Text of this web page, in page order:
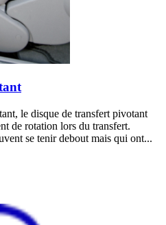
le disque de transfert pivotant
de rotation lors du transfert.
se tenir debout mais qui ont...